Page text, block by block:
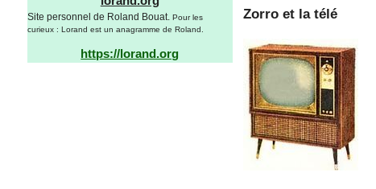
Site personnel de Roland Bouat. Pour les
curieux : Lorand est un anagramme de Roland.
https://lorand.org
Zorro et la télé